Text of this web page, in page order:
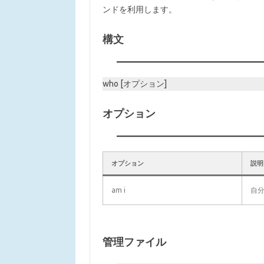
ンドを利用します。
構文
who [オプション]
オプション
オプション 説明
am i 自
管理ファイル